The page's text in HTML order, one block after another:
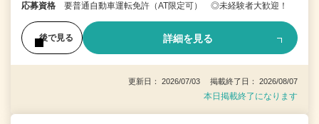
応募資格 要普通自動車運転免許（AT限定可） ◎未経験者大歓迎！
後で見る 詳細を見る
更新日： 2026/07/03 掲載終了日： 2026/08/07
本日掲載終了になります